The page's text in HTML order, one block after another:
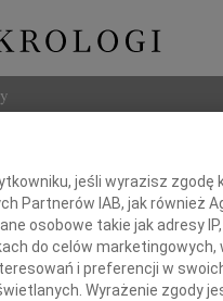
jeśli wyrazisz zgodę
Partnerów IAB, jak również
osobowe takie jak adresy
do celów
i preferencji w
Wyrażenie zgody